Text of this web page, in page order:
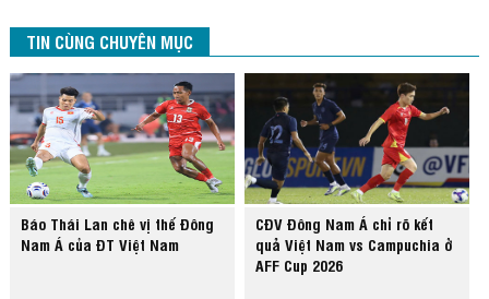
TIN CÙNG CHUYÊN MỤC
Báo Thái Lan chê vị thế Đông
Nam Á của ĐT Việt Nam
CĐV Đông Nam Á chỉ rõ kết
quả Việt Nam vs Campuchia ở
AFF Cup 2026